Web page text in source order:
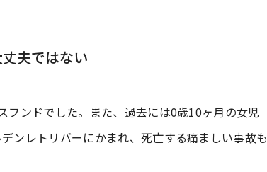
夫ではない
フンドでした。また、過去には0歳10ヶ月の女児
ンレトリバーにかまれ、死亡する痛ましい事故も